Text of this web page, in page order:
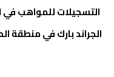
التسجيلات للمواهب
الجراند بارك في منطقة